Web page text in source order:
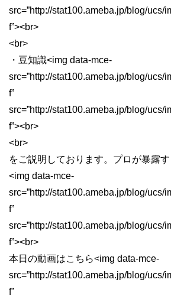
src=”http://stat100.ameba.jp/blog/ucs/
f”><br>
<br>
・豆知識<img data-mce-
src=”http://stat100.ameba.jp/blog/ucs/
f”
src=”http://stat100.ameba.jp/blog/ucs/
f”><br>
<br>
をご説明しております。プロが暴露
<img data-mce-
src=”http://stat100.ameba.jp/blog/ucs/
f”
src=”http://stat100.ameba.jp/blog/ucs/
f”><br>
本日の動画はこちら<img data-mce-
src=”http://stat100.ameba.jp/blog/ucs/
f”